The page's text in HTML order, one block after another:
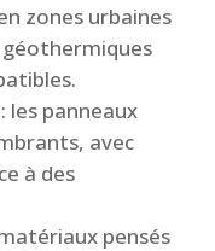
zones urbaines
géothermiques
les panneaux
avec
à des
pensés